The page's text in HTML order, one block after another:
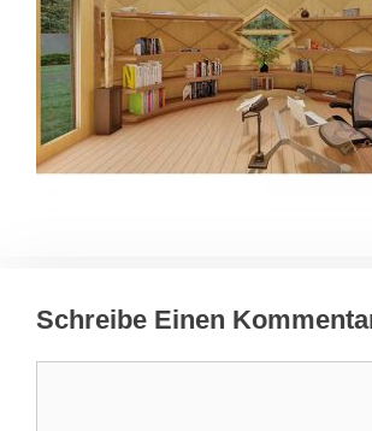
Schreibe Einen